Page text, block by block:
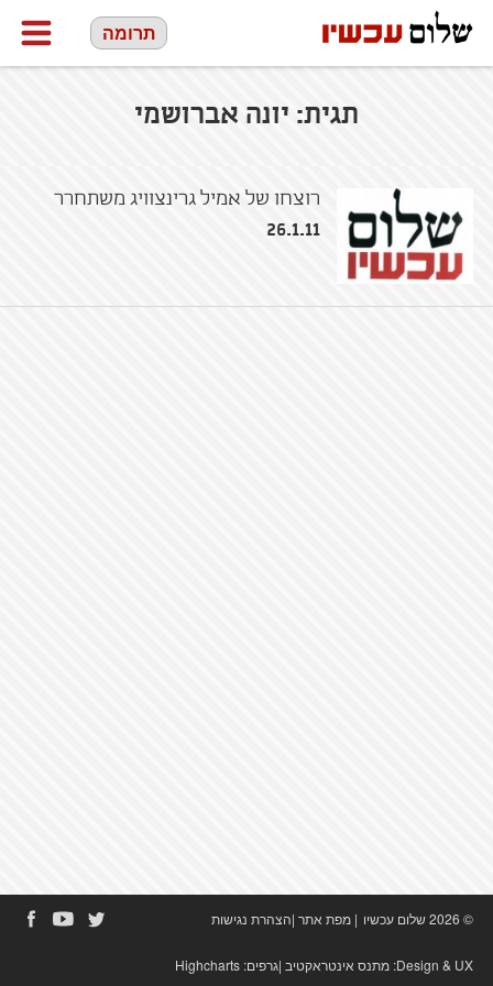
תרומה
תגית: יונה אברושמי
רוצחו של אמיל גרינצוויג משתחרר
26.1.11
© 2026 שלום עכשיו | מפת אתר|הצהרת נגישות
Design & UX: מתנס אינטראקטיב|גרפים: Highcharts